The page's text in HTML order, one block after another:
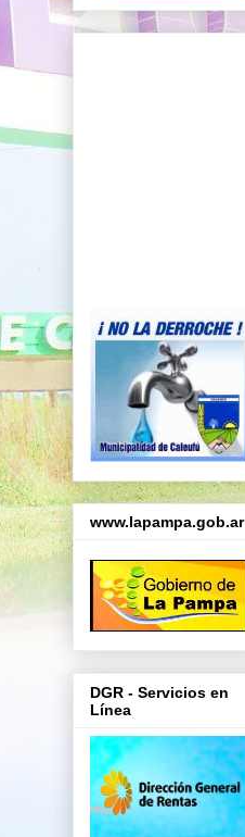
www.lapampa.gob.ar
DGR - Servicios en
Línea